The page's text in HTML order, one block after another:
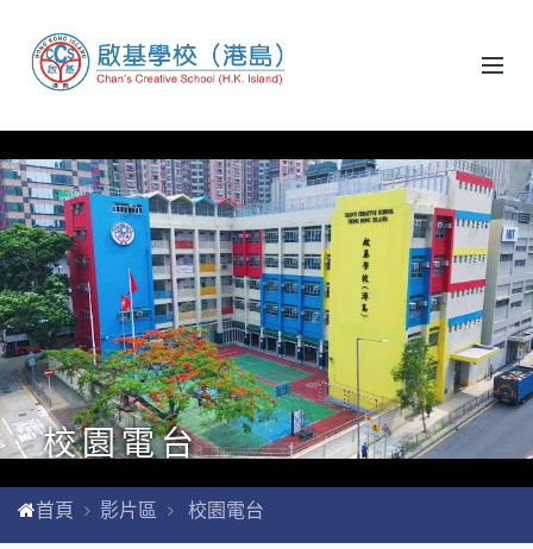
校園電台
首頁 影片區 校園電台